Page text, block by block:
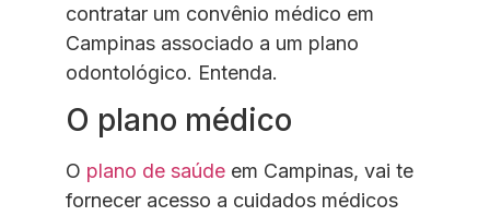
contratar um convênio médico em
Campinas associado a um plano
odontológico. Entenda.
O plano médico
O plano de saúde em Campinas, vai te
fornecer acesso a cuidados médicos